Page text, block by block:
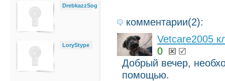
DrebkazzSog
LoryStype
комментарии(2):
Vetcare2005
0
Добрый вечер,
помощью.